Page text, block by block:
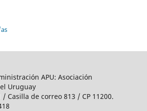
APU: Asociación
Uruguay
/ Casilla de correo 813 / CP 11200.